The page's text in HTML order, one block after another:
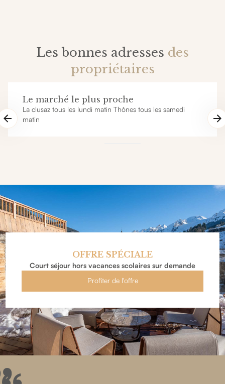
Les bonnes adresses des
propriétaires
Le marché le plus proche
La clusaz tous les lundi matin Thônes tous les samedi
matin
OFFRE SPÉCIALE
Court séjour hors vacances scolaires sur demande
Profiter de l'offre